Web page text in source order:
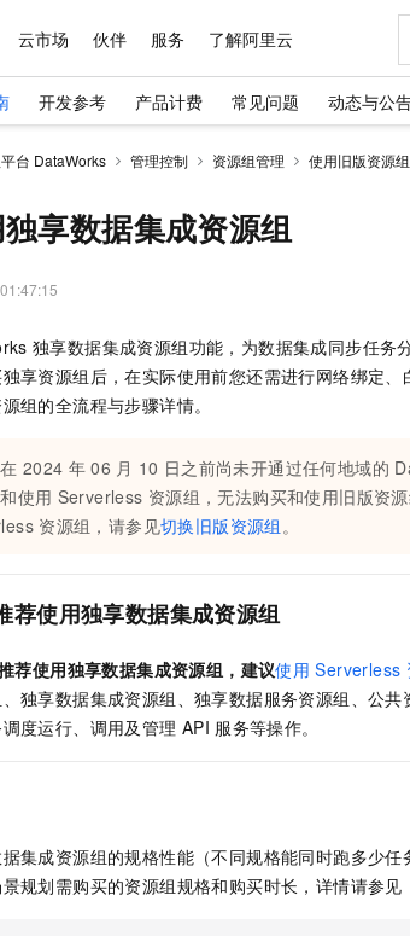
云市场 伙伴 服务 了解阿里云
开发参考 产品计费 常见问题 动态与公
台 DataWorks 管理控制 资源组管理 使用旧版资源组
享数据集成资源组
独享数据集成资源组功能，为数据集成同步任务
享资源组后，在实际使用前您还需进行网络绑定
组的全流程与步骤详情。
2024 年 06 月 10 日之前尚未开通过任何地域的
使用 Serverless 资源组，无法购买和使用旧版资
资源组，请参见切换旧版资源组 。
荐使用独享数据集成资源组
荐使用独享数据集成资源组，建议使用 Serverless
独享数据集成资源组、独享数据服务资源组、公
度运行、调用及管理 API 服务等操作。
集成资源组的规格性能（不同规格能同时跑多少
规划需购买的资源组规格和购买时长，详情请参见
智能体模型
Kimi-K3 NEW
Kimi 最新旗舰模型，长程编程与推理利器
旗舰 MoE 大模型，百万上下文与顶尖推理能力
GLM-5.2
个人版上线、团队版降价；千问3.8-Max首发发尝鲜
模型效果
大模型服务平台百炼-应用模版
丰富多元化的应用模版和解决方案
人工智能平台 PAI
大模型服务
电脑
数据仓库
提供智能易用的域名与建站服务
人工智能平台 PAI 大模型
一站式AI开发、训练和推理服务
Qoder CN
容器服务 Kubernetes 版 ACK
提供一站式管理容器应用的 K8s 服务
可用成果
视创作平台
可视化编排打通从文字构思到成片全链路闭环
上传文档即自动完成翻译和格式还原
Hermes Agent，打造自进化智能体
自主进化，持久记忆，越用越聪明
Claude Code + GStack 打造工程团队
云产品抢先购
高返9万
享300元代金券
即开启云上创新
月
提升
AI 特惠
至高享 1亿+免费 tokens，加速 Al 应用落地
Token Plan 模型订阅计划 NEW
Qwen3.8-Max 首发尝鲜，限时加量 10 倍
千问办公，限时限量积分加倍
万小智 AI 建站低至 15元/月
送.CN域名，送备案服务码
价格计算器
自助选配和估算价格
价格优势
旗舰版）
数据与 API
手机三要素
OCR 文字识别
发票查验
快递物流查询
ERP
OA 办公系统
财税管理
划
作计划
成为产品伙伴
产品生态伙伴
企业增值服务
专家技术服务
企业成长
服务实践
最佳实践
云上奥运之旅
看见新力量
金融模力时刻